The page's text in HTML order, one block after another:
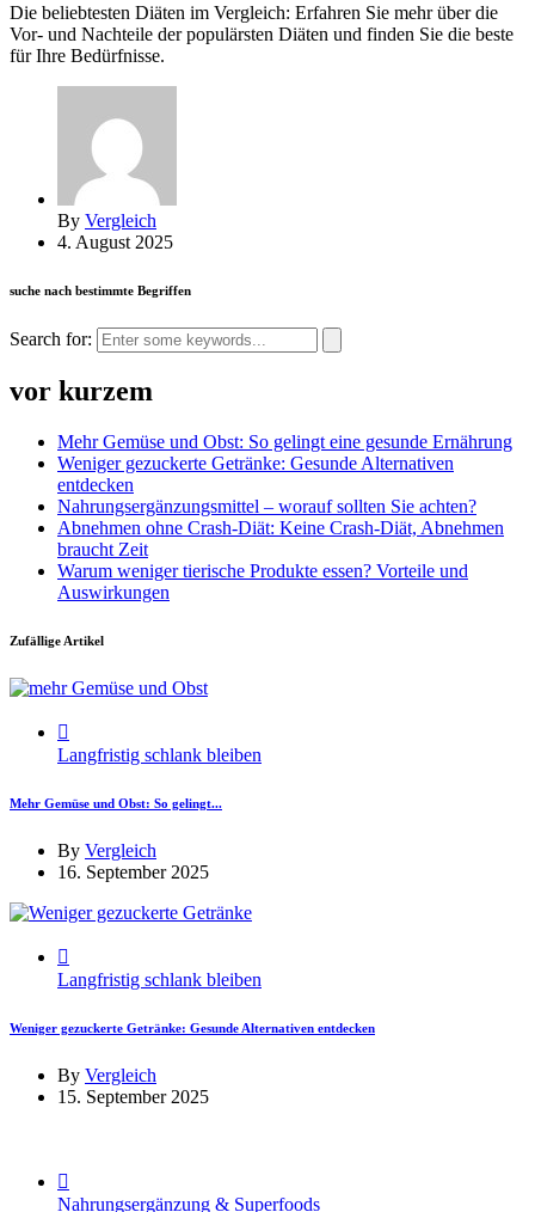
Die beliebtesten Diäten im Vergleich: Erfahren Sie mehr über die
Vor- und Nachteile der populärsten Diäten und finden Sie die beste
für Ihre Bedürfnisse.
By Vergleich
4. August 2025
suche nach bestimmte Begriffen
Search for:
vor kurzem
Mehr Gemüse und Obst: So gelingt eine gesunde Ernährung
Weniger gezuckerte Getränke: Gesunde Alternativen
entdecken
Nahrungsergänzungsmittel – worauf sollten Sie achten?
Abnehmen ohne Crash-Diät: Keine Crash-Diät, Abnehmen
braucht Zeit
Warum weniger tierische Produkte essen? Vorteile und
Auswirkungen
Zufällige Artikel
Langfristig schlank bleiben
Mehr Gemüse und Obst: So gelingt...
By Vergleich
16. September 2025
Langfristig schlank bleiben
Weniger gezuckerte Getränke: Gesunde Alternativen entdecken
By Vergleich
15. September 2025
Nahrungsergänzung & Superfoods